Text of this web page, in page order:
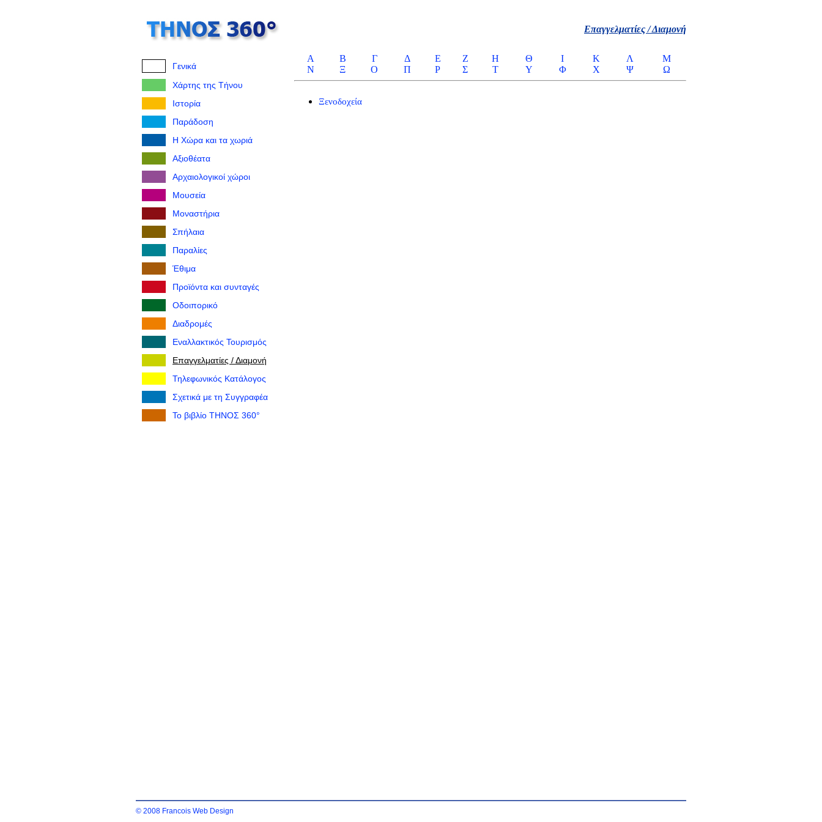
Επαγγελματίες / Διαμονή
Γενικά
Χάρτης της Τήνου
Ιστορία
Παράδοση
Η Χώρα και τα χωριά
Αξιοθέατα
Αρχαιολογικοί χώροι
Μουσεία
Μοναστήρια
Σπήλαια
Παραλίες
Έθιμα
Προϊόντα και συνταγές
Οδοιπορικό
Διαδρομές
Εναλλακτικός Τουρισμός
Επαγγελματίες / Διαμονή
Τηλεφωνικός Κατάλογος
Σχετικά με τη Συγγραφέα
Το βιβλίο ΤΗΝΟΣ 360°
Α Β Γ Δ Ε Ζ Η Θ Ι Κ Λ
Μ
Ν
Ξ Ο Π Ρ Σ Τ Υ Φ Χ Ψ Ω
Ξενοδοχεία
© 2008 Francois Web Design